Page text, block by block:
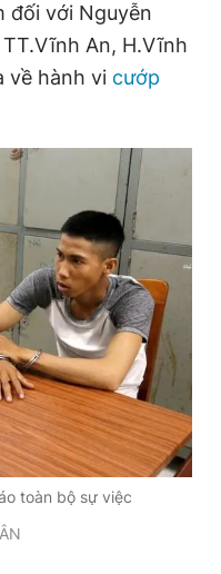
cần biết
hệ quảng cáo
hệ quảng cáo
780 404
Tòa soạn
đối với Nguyễn
An, H.Vĩnh
về hành vi cướp
toàn bộ sự việc